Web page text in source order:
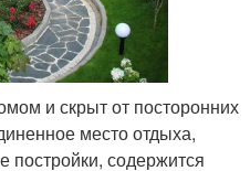
и скрыт от посторонних
место отдыха,
постройки, содержится